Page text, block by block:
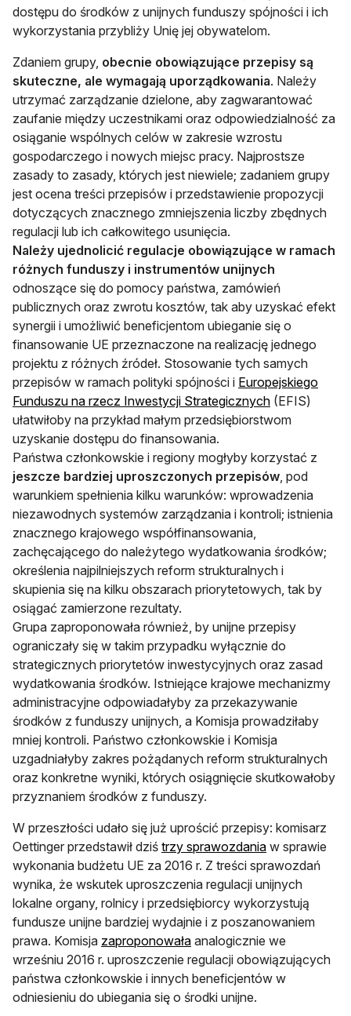
dostępu do środków z unijnych funduszy spójności i ich
wykorzystania przybliży Unię jej obywatelom.
Zdaniem grupy, obecnie obowiązujące przepisy są
skuteczne, ale wymagają uporządkowania. Należy
utrzymać zarządzanie dzielone, aby zagwarantować
zaufanie między uczestnikami oraz odpowiedzialność za
osiąganie wspólnych celów w zakresie wzrostu
gospodarczego i nowych miejsc pracy. Najprostsze
zasady to zasady, których jest niewiele; zadaniem grupy
jest ocena treści przepisów i przedstawienie propozycji
dotyczących znacznego zmniejszenia liczby zbędnych
regulacji lub ich całkowitego usunięcia.
Należy ujednolicić regulacje obowiązujące w ramach
różnych funduszy i instrumentów unijnych
odnoszące się do pomocy państwa, zamówień
publicznych oraz zwrotu kosztów, tak aby uzyskać efekt
synergii i umożliwić beneficjentom ubieganie się o
finansowanie UE przeznaczone na realizację jednego
projektu z różnych źródeł. Stosowanie tych samych
przepisów w ramach polityki spójności i Europejskiego
Funduszu na rzecz Inwestycji Strategicznych (EFIS)
ułatwiłoby na przykład małym przedsiębiorstwom
uzyskanie dostępu do finansowania.
Państwa członkowskie i regiony mogłyby korzystać z
jeszcze bardziej uproszczonych przepisów, pod
warunkiem spełnienia kilku warunków: wprowadzenia
niezawodnych systemów zarządzania i kontroli; istnienia
znacznego krajowego współfinansowania,
zachęcającego do należytego wydatkowania środków;
określenia najpilniejszych reform strukturalnych i
skupienia się na kilku obszarach priorytetowych, tak by
osiągać zamierzone rezultaty.
Grupa zaproponowała również, by unijne przepisy
ograniczały się w takim przypadku wyłącznie do
strategicznych priorytetów inwestycyjnych oraz zasad
wydatkowania środków. Istniejące krajowe mechanizmy
administracyjne odpowiadałyby za przekazywanie
środków z funduszy unijnych, a Komisja prowadziłaby
mniej kontroli. Państwo członkowskie i Komisja
uzgadniałyby zakres pożądanych reform strukturalnych
oraz konkretne wyniki, których osiągnięcie skutkowałoby
przyznaniem środków z funduszy.
W przeszłości udało się już uprościć przepisy: komisarz
Oettinger przedstawił dziś trzy sprawozdania w sprawie
wykonania budżetu UE za 2016 r. Z treści sprawozdań
wynika, że wskutek uproszczenia regulacji unijnych
lokalne organy, rolnicy i przedsiębiorcy wykorzystują
fundusze unijne bardziej wydajnie i z poszanowaniem
prawa. Komisja zaproponowała analogicznie we
wrześniu 2016 r. uproszczenie regulacji obowiązujących
państwa członkowskie i innych beneficjentów w
odniesieniu do ubiegania się o środki unijne.